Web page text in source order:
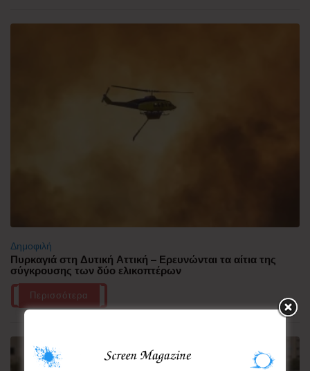
Δημοφιλή
Πυρκαγιά στη Δυτική Αττική – Ερευνώνται τα αίτια της
σύγκρουσης των δύο ελικοπτέρων
Περισσότερα